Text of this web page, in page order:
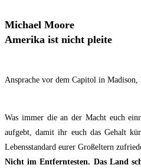
Micha­el Moore
Ame­ri­ka ist nicht pleite
Anspra­che vor dem Capi­tol in Madi­son,
Was immer die an der Macht euch
auf­gebt, damit ihr euch das Gehalt
Lebens­stan­dard eurer Groß­el­tern
Nicht im Ent­fern­tes­ten. Das Land